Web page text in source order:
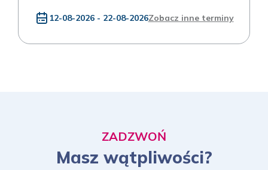
12-08-2026 - 22-08-2026Zobacz inne terminy
ZADZWOŃ
Masz wątpliwości?